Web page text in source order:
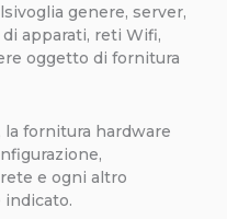
genere, server,
apparati, reti Wifi,
oggetto di fornitura
fornitura hardware
e ogni altro